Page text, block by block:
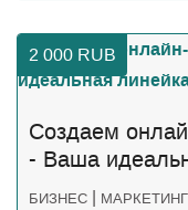
2 000 RUB
Создаем
- Ваша
БИЗНЕС | МАРКЕТИНГ